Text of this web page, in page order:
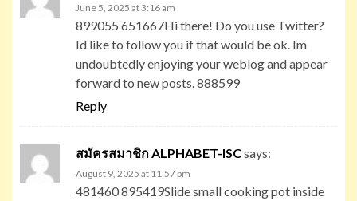
June 5, 2025 at 3:16 am
899055 651667Hi there! Do you use Twitter?
Id like to follow you if that would be ok. Im
undoubtedly enjoying your weblog and appear
forward to new posts. 888599
Reply
สมัครสมาชิก ALPHABET-ISCsays:
August 9, 2025 at 11:57 pm
481460 895419Slide small cooking pot inside